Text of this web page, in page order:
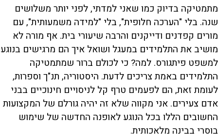
מתמטיקה בדיוק כמו שאני למדתי, לפני יותר משלושים
שנה. בלי "הערכה חלופית", בלי "למידה משמעותית", עם
מורים קפדנים ודייקנים והרבה שיעורי בית. אף מורה לא
מושיב את התלמידים במעגל ושואל איך הם מרגישים בנוגע
למשפט פיתגורס. למה? כי לכולם ברור שמתמטיקה
התלמידים באמת צריכים לדעת. היסטוריה, תנ"ך וספרות,
לעומת זאת, הם לפעמים טרף קל לניסויים חינוכיים בבני
אדם צעירים. אני מקווה שלא זה יהיה גורלם של המקצועות
החשובים הללו בכל הנוגע לאופנה החדשה של שימוש
בוסרי בבינה מלאכותית.